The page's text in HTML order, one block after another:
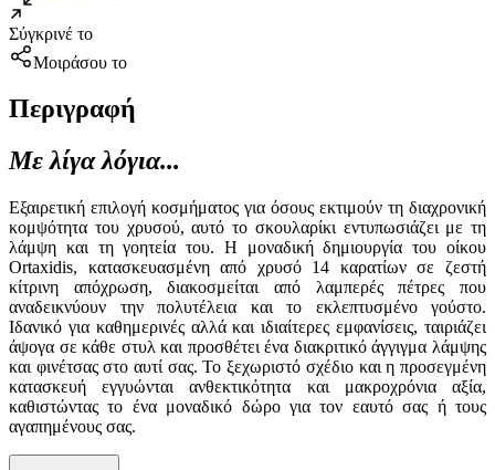
Σύγκρινέ το
Μοιράσου το
Περιγραφή
Με λίγα λόγια...
Εξαιρετική επιλογή κοσμήματος για όσους εκτιμούν τη διαχρονική
κομψότητα του χρυσού, αυτό το σκουλαρίκι εντυπωσιάζει με τη
λάμψη και τη γοητεία του. Η μοναδική δημιουργία του οίκου
Ortaxidis, κατασκευασμένη από χρυσό 14 καρατίων σε ζεστή
κίτρινη απόχρωση, διακοσμείται από λαμπερές πέτρες που
αναδεικνύουν την πολυτέλεια και το εκλεπτυσμένο γούστο.
Ιδανικό για καθημερινές αλλά και ιδιαίτερες εμφανίσεις, ταιριάζει
άψογα σε κάθε στυλ και προσθέτει ένα διακριτικό άγγιγμα λάμψης
και φινέτσας στο αυτί σας. Το ξεχωριστό σχέδιο και η προσεγμένη
κατασκευή εγγυώνται ανθεκτικότητα και μακροχρόνια αξία,
καθιστώντας το ένα μοναδικό δώρο για τον εαυτό σας ή τους
αγαπημένους σας.